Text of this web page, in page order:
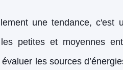
une tendance, c'est
petites et moyennes
les sources